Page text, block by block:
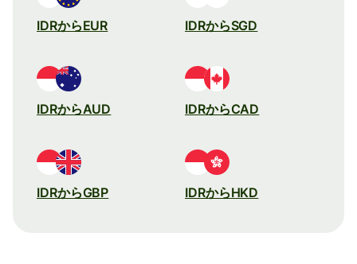
IDRからEUR IDRからSGD
IDRからAUD IDRからCAD
IDRからGBP IDRからHKD